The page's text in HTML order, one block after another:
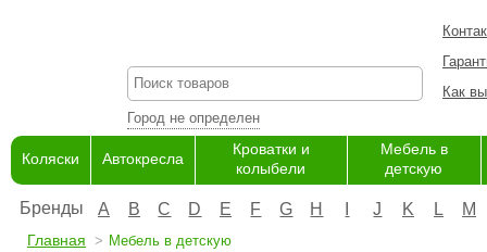
Город не определен
Как
Коляски Автокресла
Кроватки и
колыбели
Мебель в
детскую
Бренды A B C D E F G H J K L M
Главная Мебель в детскую